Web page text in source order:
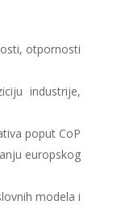
otpornosti
industrije,
poput CoP
europskog
modela i